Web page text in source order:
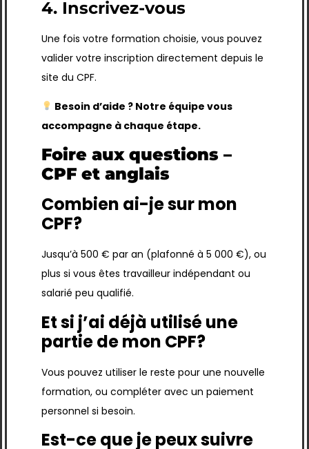
4. Inscrivez-vous
Une fois votre formation choisie, vous pouvez
valider votre inscription directement depuis le
site du CPF.
Besoin d’aide ? Notre équipe vous
accompagne à chaque étape.
Foire aux questions –
CPF et anglais
Combien ai-je sur mon
CPF?
Jusqu’à 500 € par an (plafonné à 5 000 €), ou
plus si vous êtes travailleur indépendant ou
salarié peu qualifié.
Et si j’ai déjà utilisé une
partie de mon CPF?
Vous pouvez utiliser le reste pour une nouvelle
formation, ou compléter avec un paiement
personnel si besoin.
Est-ce que je peux suivre